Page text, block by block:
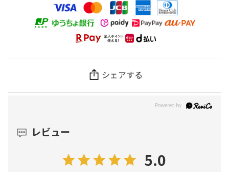
シェアする
レビュー
5.0